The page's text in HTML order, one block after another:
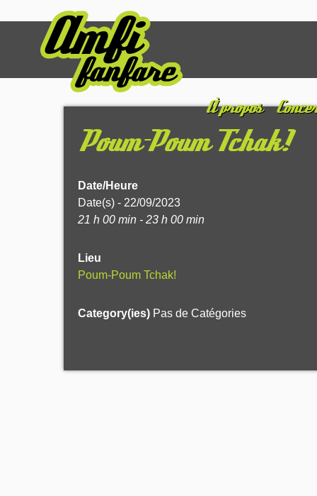
À propos
Poum-Poum Tchak!
Date/Heure
Date(s) - 22/09/2023
21 h 00 min - 23 h 00 min
Lieu
Poum-Poum Tchak!
Category(ies) Pas de Catégories